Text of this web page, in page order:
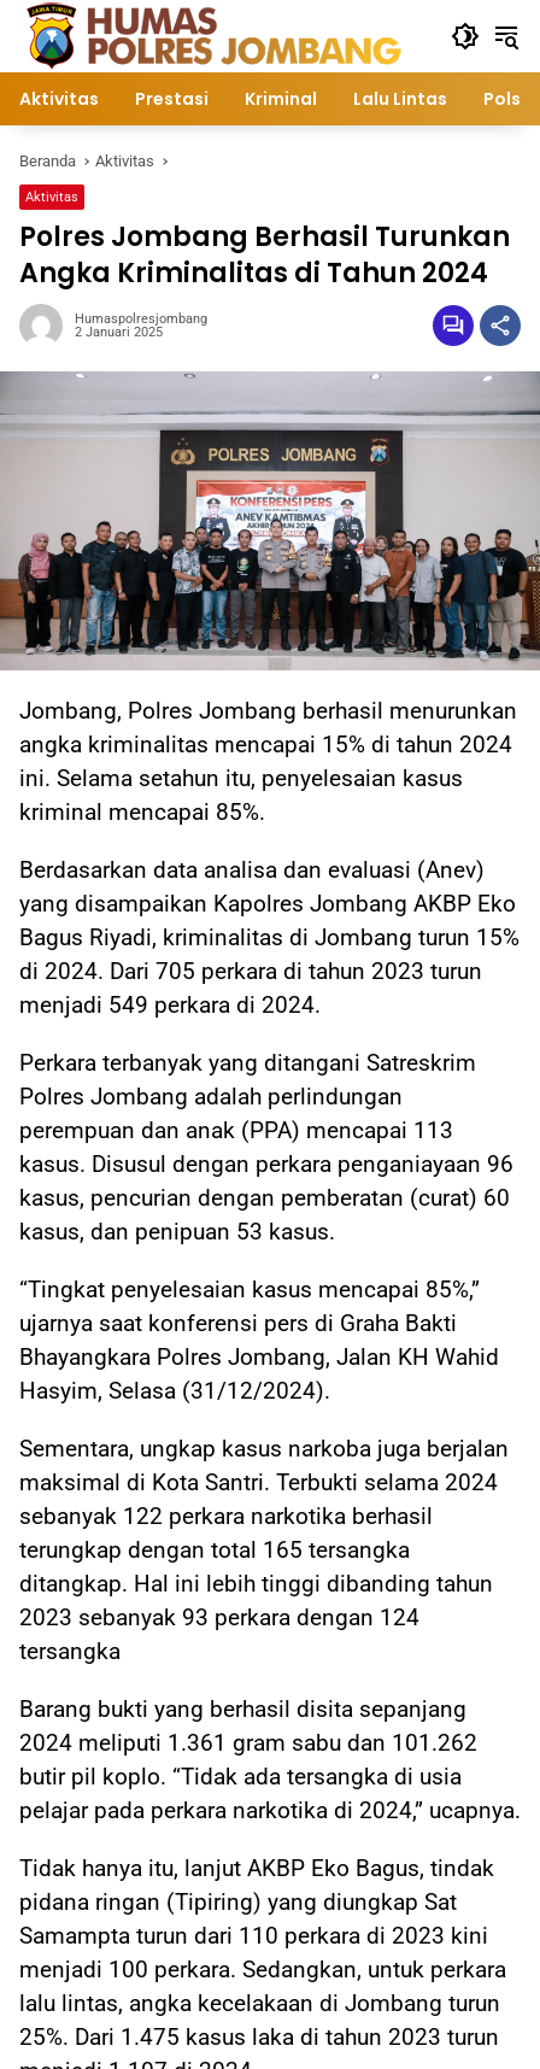
Langsung
konten
Aktivitas Prestasi Kriminal Lalu Lintas
Beranda Aktivitas
Aktivitas
Polres Jombang Berhasil Turunkan
Angka Kriminalitas di Tahun 2024
Humaspolresjombang
2 Januari 2025
Jombang, Polres Jombang berhasil menurunkan
angka kriminalitas mencapai 15% di tahun 2024
ini. Selama setahun itu, penyelesaian kasus
kriminal mencapai 85%.
Berdasarkan data analisa dan evaluasi (Anev)
yang disampaikan Kapolres Jombang AKBP Eko
Bagus Riyadi, kriminalitas di Jombang turun 15%
di 2024. Dari 705 perkara di tahun 2023 turun
menjadi 549 perkara di 2024.
Perkara terbanyak yang ditangani Satreskrim
Polres Jombang adalah perlindungan
perempuan dan anak (PPA) mencapai 113
kasus. Disusul dengan perkara penganiayaan 96
kasus, pencurian dengan pemberatan (curat) 60
kasus, dan penipuan 53 kasus.
“Tingkat penyelesaian kasus mencapai 85%,”
ujarnya saat konferensi pers di Graha Bakti
Bhayangkara Polres Jombang, Jalan KH Wahid
Hasyim, Selasa (31/12/2024).
Sementara, ungkap kasus narkoba juga berjalan
maksimal di Kota Santri. Terbukti selama 2024
sebanyak 122 perkara narkotika berhasil
terungkap dengan total 165 tersangka
ditangkap. Hal ini lebih tinggi dibanding tahun
2023 sebanyak 93 perkara dengan 124
tersangka
Barang bukti yang berhasil disita sepanjang
2024 meliputi 1.361 gram sabu dan 101.262
butir pil koplo. “Tidak ada tersangka di usia
pelajar pada perkara narkotika di 2024,” ucapnya.
Tidak hanya itu, lanjut AKBP Eko Bagus, tindak
pidana ringan (Tipiring) yang diungkap Sat
Samampta turun dari 110 perkara di 2023 kini
menjadi 100 perkara. Sedangkan, untuk perkara
lalu lintas, angka kecelakaan di Jombang turun
25%. Dari 1.475 kasus laka di tahun 2023 turun